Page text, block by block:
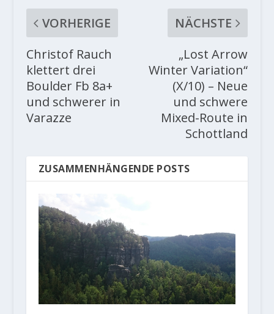
VORHERIGE
Christof Rauch
klettert drei
Boulder Fb 8a+
und schwerer in
Varazze
NÄCHSTE
„Lost Arrow
Winter Variation“
(X/10) – Neue
und schwere
Mixed-Route in
Schottland
ZUSAMMENHÄNGENDE POSTS